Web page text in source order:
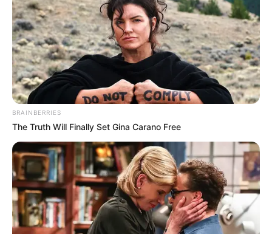
BRAINBERRIES
The Truth Will Finally Set Gina Carano Free